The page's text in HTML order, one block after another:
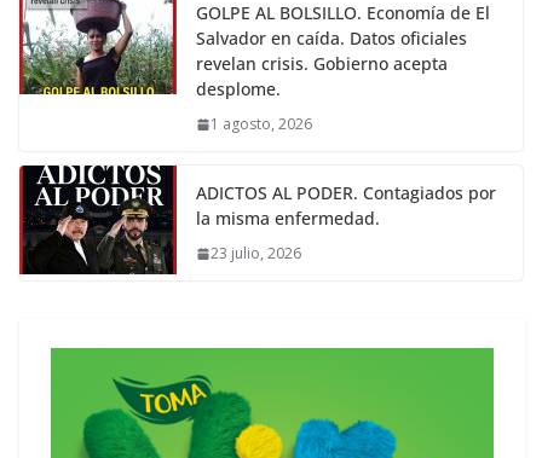
GOLPE AL BOLSILLO. Economía de El
Salvador en caída. Datos oficiales
revelan crisis. Gobierno acepta
desplome.
1 agosto, 2026
ADICTOS AL PODER. Contagiados por
la misma enfermedad.
23 julio, 2026